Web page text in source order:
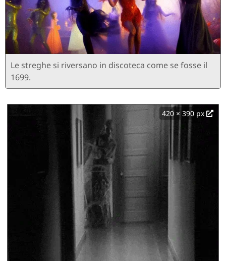
Le streghe si riversano in discoteca come se fosse il
1699.
420 × 390 px